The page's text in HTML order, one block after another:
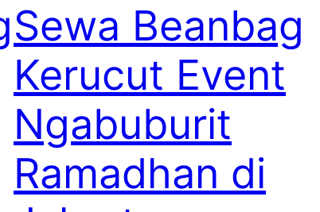
Sewa Beanbag
Kerucut Event
Ngabuburit
Ramadhan di